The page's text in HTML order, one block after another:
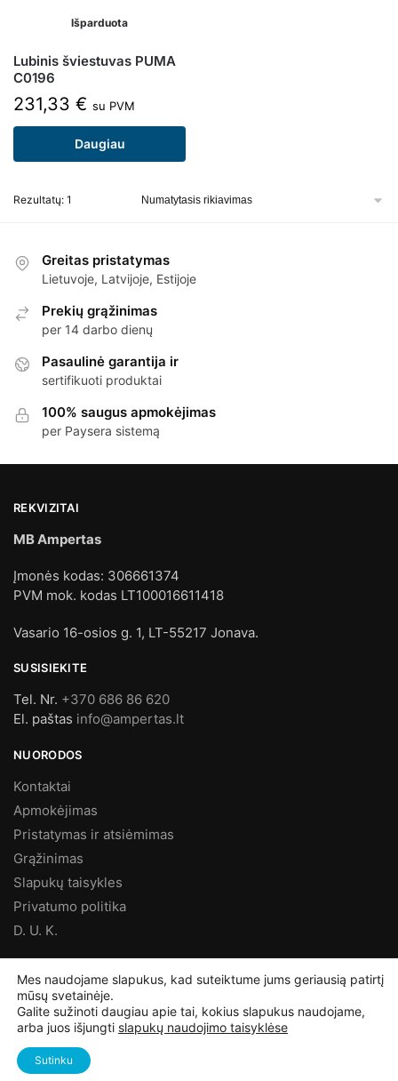
Išparduota
Lubinis šviestuvas PUMA
C0196
231,33 € su PVM
Daugiau
Rezultatų: 1
Greitas pristatymas
Lietuvoje, Latvijoje, Estijoje
Prekių grąžinimas
per 14 darbo dienų
Pasaulinė garantija ir
sertifikuoti produktai
100% saugus apmokėjimas
per Paysera sistemą
REKVIZITAI
MB Ampertas
Įmonės kodas: 306661374
PVM mok. kodas LT100016611418
Vasario 16-osios g. 1, LT-55217 Jonava.
SUSISIEKITE
Tel. Nr. +370 686 86 620
El. paštas info@ampertas.lt
NUORODOS
Kontaktai
Apmokėjimas
Pristatymas ir atsiėmimas
Grąžinimas
Slapukų taisykles
Privatumo politika
D. U. K.
©Ampertas.lt2025, Visos teisės saugomos
Mes naudojame slapukus, kad suteiktume jums geriausią patirtį
mūsų svetainėje.
Galite sužinoti daugiau apie tai, kokius slapukus naudojame,
arba juos išjungti slapukų naudojimo taisyklėse
Sutinku